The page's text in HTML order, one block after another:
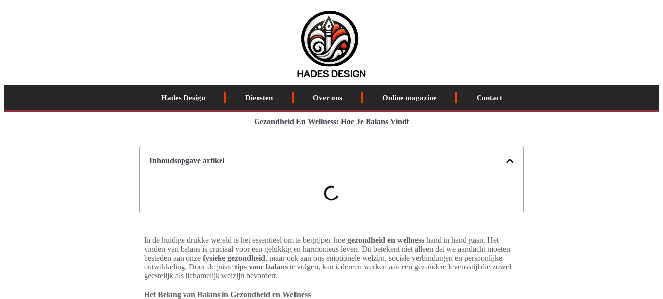
Hades Design Diensten Over ons Online magazine Contact
Gezondheid En Wellness: Hoe Je Balans Vindt
Inhoudsopgave artikel
In de huidige drukke wereld is het essentieel om te begrijpen hoe gezondheid en wellness hand in hand gaan. Het
vinden van balans is cruciaal voor een gelukkig en harmonieus leven. Dit betekent niet alleen dat we aandacht moeten
besteden aan onze fysieke gezondheid, maar ook aan ons emotionele welzijn, sociale verbindingen en persoonlijke
ontwikkeling. Door de juiste tips voor balans te volgen, kan iedereen werken aan een gezondere levensstijl die zowel
geestelijk als lichamelijk welzijn bevordert.
Het Belang van Balans in Gezondheid en Wellness